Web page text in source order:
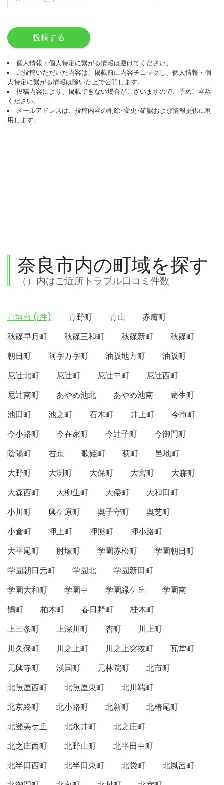
投稿する
個人情報・個人特定に繋がる情報は避けてください。
ご投稿いただいた内容は、掲載前に内容チェックし、個人情報・個
人特定に繋がる情報は除いた上で公開します。
投稿内容により、掲載できない場合がございますので、予めご容赦
ください。
メールアドレスは、投稿内容の削除･変更･確認および情報提供に利
用します。
奈良市内の町域を探す
（）内はご近所トラブル口コミ件数
青垣台 (1件) 青野町 青山
赤膚町
秋篠早月町
秋篠三和町 秋篠新町
秋篠町
朝日町
阿字万字町 油阪地方町
油阪町
尼辻北町
尼辻町 尼辻中町
尼辻西町
尼辻南町
あやめ池北 あやめ池南
藺生町
池田町
池之町 石木町 井上町
今市町
今小路町
今在家町 今辻子町
今御門町
陰陽町
右京 歌姫町 荻町
邑地町
大野町
大渕町 大保町 大宮町
大森町
大森西町
大柳生町 大倭町
大和田町
小川町
興ケ原町 奥子守町
奥芝町
小倉町
押上町 押熊町
押小路町
大平尾町
肘塚町 学園赤松町
学園朝日町
学園朝日元町
学園北
学園新田町
学園大和町
学園中 学園緑ケ丘
学園南
鵲町
柏木町 春日野町
桂木町
上三条町
上深川町 杏町
川上町
川久保町
川之上町 川之上突抜町
瓦堂町
元興寺町
漢国町 元林院町
北市町
北魚屋西町
北魚屋東町
北川端町
北京終町
北小路町 北新町
北椿尾町
北登美ケ丘
北永井町
北之庄町
北之庄西町
北野山町
北半田中町
北半田西町
北半田東町 北袋町
北風呂町